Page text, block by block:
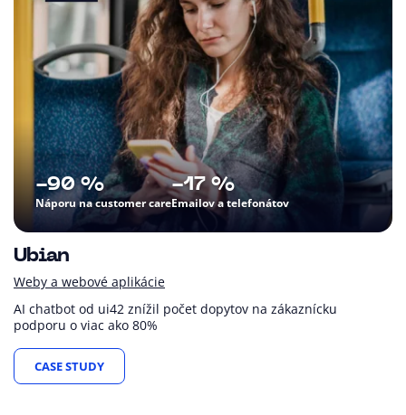
Náporu na customer care
-90 %
Emailov a telefonátov
-17 %
Ubian
Weby a webové aplikácie
AI chatbot od ui42 znížil počet dopytov na zákaznícku
podporu o viac ako 80%
CASE STUDY